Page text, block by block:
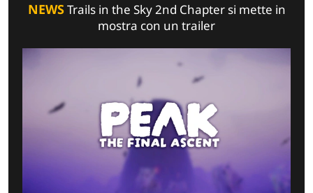
NEWSTrails in the Sky 2nd Chapter si mette in
mostra con un trailer